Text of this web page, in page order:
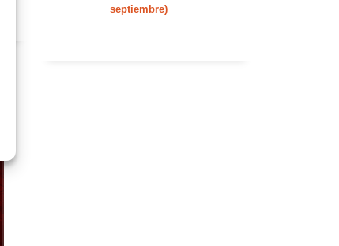
septiembre)